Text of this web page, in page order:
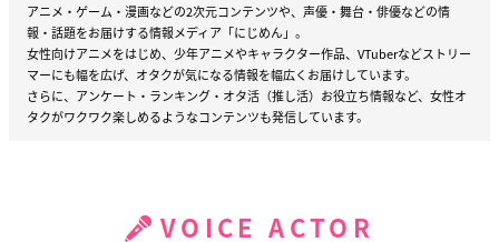
アニメ・ゲーム・漫画などの2次元コンテンツや、声優・舞台・俳優などの情
報・話題をお届けする情報メディア「にじめん」。
女性向けアニメをはじめ、少年アニメやキャラクター作品、VTuberなどストリー
マーにも幅を広げ、オタクが気になる情報を幅広くお届けしています。
さらに、アンケート・ランキング・オタ活（推し活）お役立ち情報など、女性オ
タクがワクワク楽しめるようなコンテンツも発信しています。
VOICE ACTOR